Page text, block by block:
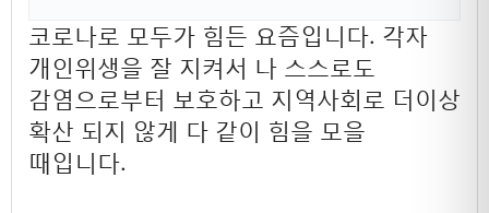
코로나로 모두가 힘든 요즘입니다. 각자
개인위생을 잘 지켜서 나 스스로도
감염으로부터 보호하고 지역사회로 더이상
확산 되지 않게 다 같이 힘을 모을
때입니다.